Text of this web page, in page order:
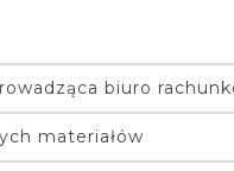
biuro
materiałów